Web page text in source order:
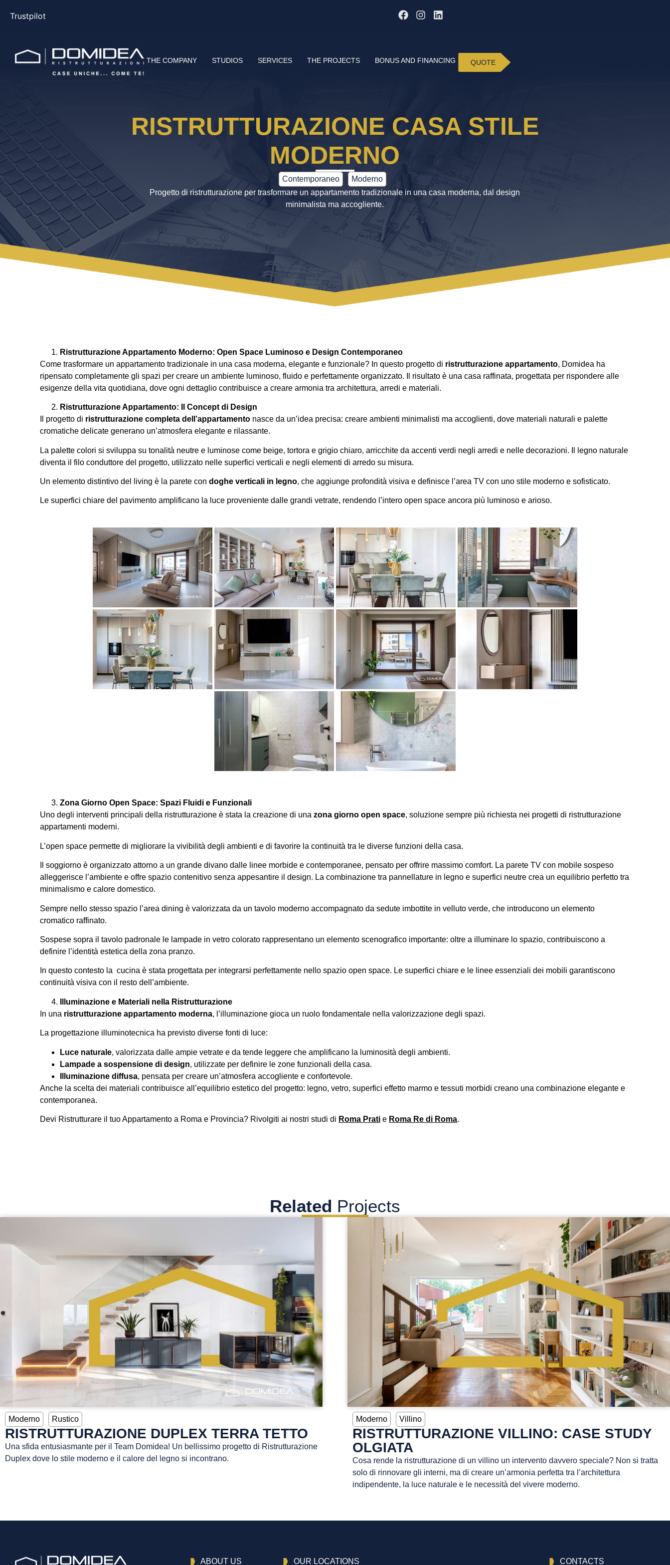
Trustpilot
THE COMPANY STUDIOS SERVICES THE PROJECTS BONUS AND FINANCING QUOTE
RISTRUTTURAZIONE CASA STILE
MODERNO
Contemporaneo
Moderno
Progetto di ristrutturazione per trasformare un appartamento tradizionale in una casa moderna, dal design
minimalista ma accogliente.
Ristrutturazione Appartamento Moderno: Open Space Luminoso e Design Contemporaneo
Come trasformare un appartamento tradizionale in una casa moderna, elegante e funzionale? In questo progetto di ristrutturazione appartamento, Domidea ha
ripensato completamente gli spazi per creare un ambiente luminoso, fluido e perfettamente organizzato. Il risultato è una casa raffinata, progettata per rispondere alle
esigenze della vita quotidiana, dove ogni dettaglio contribuisce a creare armonia tra architettura, arredi e materiali.
Ristrutturazione Appartamento: Il Concept di Design
Il progetto di ristrutturazione completa dell’appartamento nasce da un’idea precisa: creare ambienti minimalisti ma accoglienti, dove materiali naturali e palette
cromatiche delicate generano un’atmosfera elegante e rilassante.
La palette colori si sviluppa su tonalità neutre e luminose come beige, tortora e grigio chiaro, arricchite da accenti verdi negli arredi e nelle decorazioni. Il legno naturale
diventa il filo conduttore del progetto, utilizzato nelle superfici verticali e negli elementi di arredo su misura.
Un elemento distintivo del living è la parete con doghe verticali in legno, che aggiunge profondità visiva e definisce l’area TV con uno stile moderno e sofisticato.
Le superfici chiare del pavimento amplificano la luce proveniente dalle grandi vetrate, rendendo l’intero open space ancora più luminoso e arioso.
Zona Giorno Open Space: Spazi Fluidi e Funzionali
Uno degli interventi principali della ristrutturazione è stata la creazione di una zona giorno open space, soluzione sempre più richiesta nei progetti di ristrutturazione
appartamenti moderni.
L’open space permette di migliorare la vivibilità degli ambienti e di favorire la continuità tra le diverse funzioni della casa.
Il soggiorno è organizzato attorno a un grande divano dalle linee morbide e contemporanee, pensato per offrire massimo comfort. La parete TV con mobile sospeso
alleggerisce l’ambiente e offre spazio contenitivo senza appesantire il design. La combinazione tra pannellature in legno e superfici neutre crea un equilibrio perfetto tra
minimalismo e calore domestico.
Sempre nello stesso spazio l’area dining è valorizzata da un tavolo moderno accompagnato da sedute imbottite in velluto verde, che introducono un elemento
cromatico raffinato.
Sospese sopra il tavolo padronale le lampade in vetro colorato rappresentano un elemento scenografico importante: oltre a illuminare lo spazio, contribuiscono a
definire l’identità estetica della zona pranzo.
In questo contesto la cucina è stata progettata per integrarsi perfettamente nello spazio open space. Le superfici chiare e le linee essenziali dei mobili garantiscono
continuità visiva con il resto dell’ambiente.
Illuminazione e Materiali nella Ristrutturazione
In una ristrutturazione appartamento moderna, l’illuminazione gioca un ruolo fondamentale nella valorizzazione degli spazi.
La progettazione illuminotecnica ha previsto diverse fonti di luce:
Luce naturale, valorizzata dalle ampie vetrate e da tende leggere che amplificano la luminosità degli ambienti.
Lampade a sospensione di design, utilizzate per definire le zone funzionali della casa.
Illuminazione diffusa, pensata per creare un’atmosfera accogliente e confortevole.
Anche la scelta dei materiali contribuisce all’equilibrio estetico del progetto: legno, vetro, superfici effetto marmo e tessuti morbidi creano una combinazione elegante e
contemporanea.
Devi Ristrutturare il tuo Appartamento a Roma e Provincia? Rivolgiti ai nostri studi di Roma Prati e Roma Re di Roma.
Related Projects
Moderno Rustico
RISTRUTTURAZIONE DUPLEX TERRA TETTO
Una sfida entusiasmante per il Team Domidea! Un bellissimo progetto di Ristrutturazione
Duplex dove lo stile moderno e il calore del legno si incontrano.
Moderno Villino
RISTRUTTURAZIONE VILLINO: CASE STUDY
OLGIATA
Cosa rende la ristrutturazione di un villino un intervento davvero speciale? Non si tratta
solo di rinnovare gli interni, ma di creare un’armonia perfetta tra l’architettura
indipendente, la luce naturale e le necessità del vivere moderno.
ABOUT US OUR LOCATIONS CONTACTS